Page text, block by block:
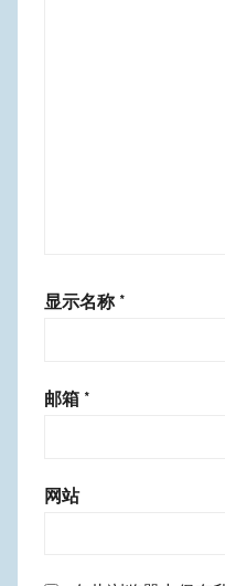
显示名称 *
邮箱 *
网站